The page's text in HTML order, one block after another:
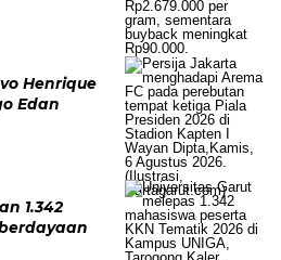
Henrique
Edan
1.342